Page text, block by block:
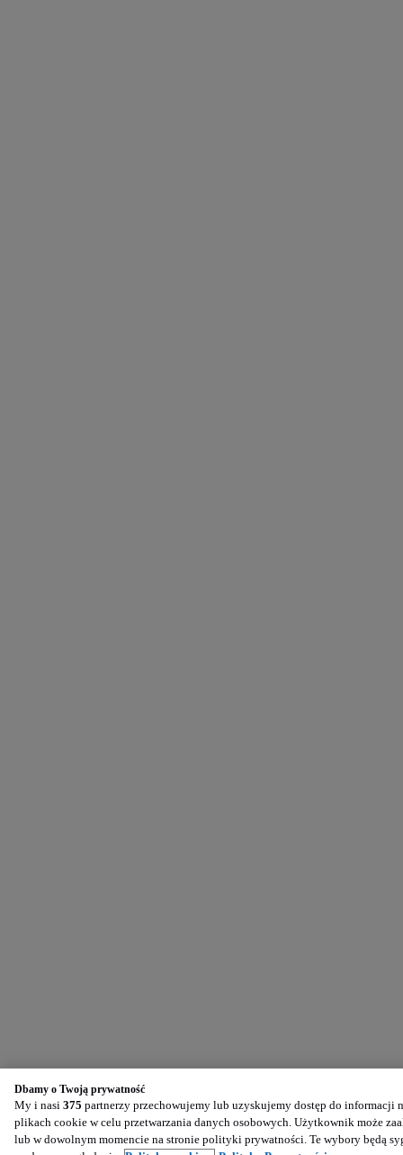
Dbamy o Twoją prywatność
My i nasi 375 partnerzy przechowujemy lub uzyskujemy dostęp do
plikach cookie w celu przetwarzania danych osobowych. Użytkownik może
lub w dowolnym momencie na stronie polityki prywatności. Te wybory będą